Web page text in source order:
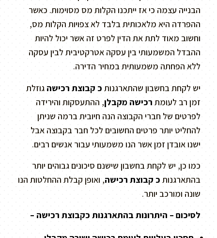
הבנייה עצמה כי אז ייתכנו הקלות מס מסוימות. כאשר
ההפרדה היא מלאכותית בלבד לא צפויות הקלות מס,
וחשוב מאוד לתת את הדין לפרט זה אשר יכול להיות
ההבדל המשמעותי בין עסקה אטרקטיבית לבין עסקה
ללא הפחתה משמעותית במחיר הדירה.
יש לקחת בחשבון שהתארגנות כ קבוצת רכישה גוזלת
זמן רב לעומת רכישה מקבלן, ההתעסקות והירידה
לפרטים של חברי הקבוצה הנה חיובית ברמה שניתן
להחליט יותר פרטים החשובים לכל חבר בקבוצה אבל
ישנו אובדן זמן אשר הנו משמעותי עבור אנשים רבים.
כמו כן, יש לקחת בחשבון שישנם סיכונים גבוהים יותר
בהתארגנות כ קבוצת רכישה, ואופן קבלת ההחלטות הנו
שונה ומורכב יותר.
לסיכום – היתרונות בהתארגנות כקבוצת רכישה –